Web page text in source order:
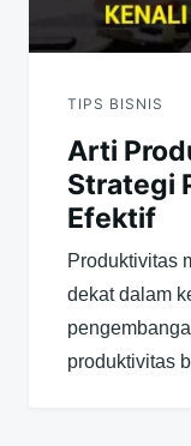
TIPS BISNIS
Arti
Strategi
Efektif
Produktivitas
dekat dalam
produktivitas